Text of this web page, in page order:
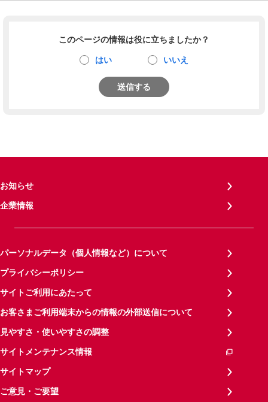
このページの情報は役に立ちましたか？
はい いいえ
送信する
お知らせ
企業情報
パーソナルデータ（個人情報など）について
プライバシーポリシー
サイトご利用にあたって
お客さまご利用端末からの情報の外部送信について
見やすさ・使いやすさの調整
サイトメンテナンス情報
サイトマップ
ご意見・ご要望